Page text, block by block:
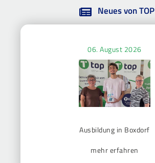
Neues von TOP
06. August 2026
Ausbildung in Boxdorf
mehr erfahren